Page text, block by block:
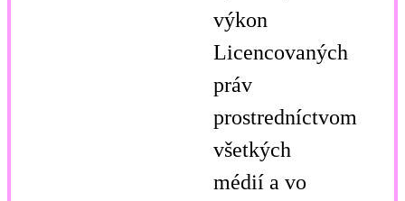
výkon
Licencovaných
práv
prostredníctvom
všetkých
médií a vo